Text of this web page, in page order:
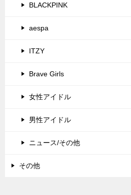
BLACKPINK
aespa
ITZY
Brave Girls
女性アイドル
男性アイドル
ニュース/その他
その他